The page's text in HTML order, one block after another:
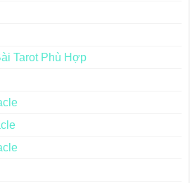
Tarot Phù Hợp